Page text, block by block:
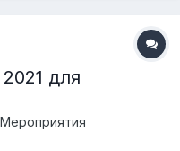
для
Мероприятия